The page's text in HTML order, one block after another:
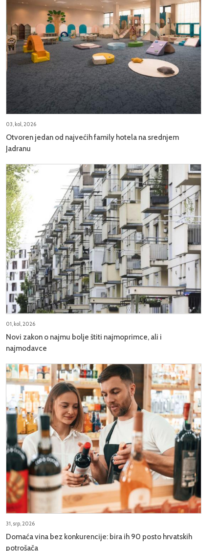
03, kol, 2026
Otvoren jedan od najvećih family hotela na srednjem
Jadranu
01, kol, 2026
Novi zakon o najmu bolje štiti najmoprimce, ali i
najmodavce
31, srp, 2026
Domaća vina bez konkurencije: bira ih 90 posto hrvatskih
potrošača